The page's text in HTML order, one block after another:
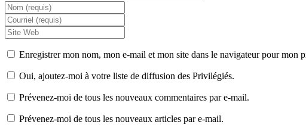
Enter
your
name
or
username
to
comment
Enter
your
email
address
to
comment
Enter
your
website
(optional)
Enregistrer mon nom, mon e-mail et mon site dans le navigateur pour mon
Oui, ajoutez-moi à votre liste de diffusion des Privilégiés.
Prévenez-moi de tous les nouveaux commentaires par e-mail.
Prévenez-moi de tous les nouveaux articles par e-mail.